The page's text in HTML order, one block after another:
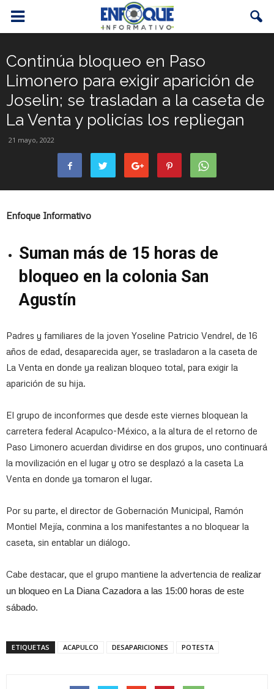
Continúa bloqueo en Paso
Limonero para exigir aparición de
Joselin; se trasladan a la caseta de
La Venta y policías los repliegan
21 mayo, 2022
Enfoque Informativo
Suman más de 15 horas de
bloqueo en la colonia San
Agustín
Padres y familiares de la joven Yoseline Patricio Vendrel, de 16
años de edad, desaparecida ayer, se trasladaron a la caseta de
La Venta en donde ya realizan bloqueo total, para exigir la
aparición de su hija.
El grupo de inconformes que desde este viernes bloquean la
carretera federal Acapulco-México, a la altura de el retorno de
Paso Limonero acuerdan dividirse en dos grupos, uno continuará
la movilización en el lugar y otro se desplazó a la caseta La
Venta en donde ya tomaron el lugar.
Por su parte, el director de Gobernación Municipal, Ramón
Montiel Mejía, conmina a los manifestantes a no bloquear la
caseta, sin entablar un diálogo.
Cabe destacar, que el grupo mantiene la advertencia de realizar
un bloqueo en La Diana Cazadora a las 15:00 horas de este
sábado.
ETIQUETAS ACAPULCO DESAPARICIONES POTESTA